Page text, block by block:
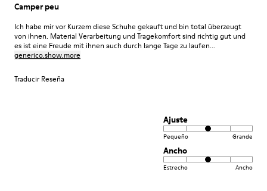
Camper peu
Ich habe mir vor Kurzem diese Schuhe gekauft und bin total überzeugt
von ihnen. Material Verarbeitung und Tragekomfort sind richtig gut und
es ist eine Freude mit ihnen auch durch lange Tage zu laufen...
generico.show.more
Traducir Reseña
Ajuste
Pequeño Grande
Ancho
Estrecho Ancho